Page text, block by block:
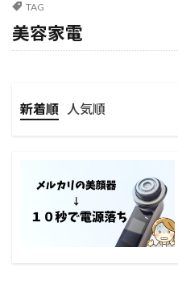
TAG
美容家電
新着順 人気順